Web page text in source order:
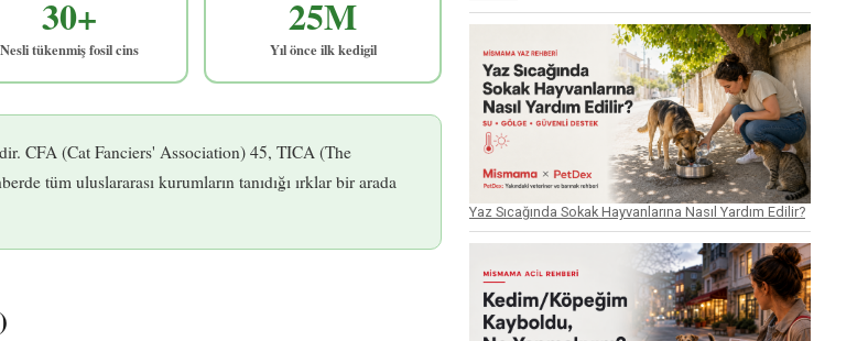
30+
Nesli tükenmiş fosil cins
25M
Yıl önce ilk kedigil
CFA (Cat Fanciers' Association) 45, TICA (The
tüm uluslararası kurumların tanıdığı ırklar bir arada
Yaz Sıcağında Sokak Hayvanlarına Nasıl Yardım Edilir?